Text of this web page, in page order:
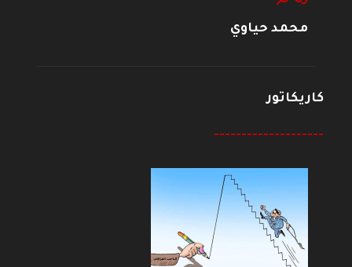
محمد حياوي
كاريكاتور
--------------------